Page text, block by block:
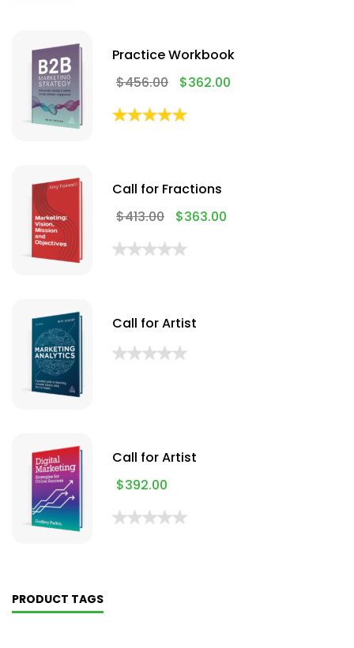
Practice Workbook
$456.00 $362.00
Call for Fractions
$413.00 $363.00
Call for Artist
Call for Artist
$392.00
PRODUCT TAGS